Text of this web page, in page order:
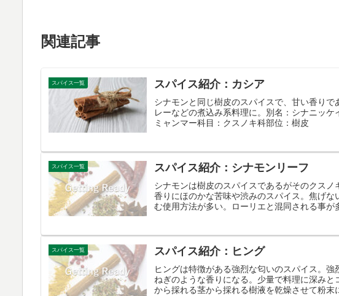
関連記事
スパイス一覧 スパイス紹介：カシア
シナモンと同じ樹皮のスパイスで、甘い香り
レーなどの煮込み系料理に。別名：シナニッケ
ミャンマー科目：クスノキ科部位：樹皮
スパイス一覧 スパイス紹介：シナモンリーフ
シナモンは樹皮のスパイスであるがそのクス
香りにほのかな苦味や渋みのスパイス。焦げ
む使用方法が多い。ローリエと混同される事が
スパイス一覧 スパイス紹介：ヒング
ヒングは特徴がある強烈な匂いのスパイス。
ねぎのような香りになる。少量で料理に深み
から採れる茎から採れる樹液を乾燥させて粉末